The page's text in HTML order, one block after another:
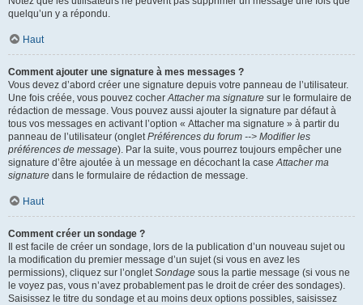
quelqu’un y a répondu.
Haut
Comment ajouter une signature à mes messages ?
Vous devez d’abord créer une signature depuis votre panneau de l’utilisateur.
Une fois créée, vous pouvez cocherAttacher ma signature sur le formulaire de
rédaction de message. Vous pouvez aussi ajouter la signature par défaut à
tous vos messages en activant l’option « Attacher ma signature » à partir du
panneau de l’utilisateur (ongletPréférences du forum --> Modifier les
préférences de message). Par la suite, vous pourrez toujours empêcher une
signature d’être ajoutée à un message en décochant la caseAttacher ma
signature dans le formulaire de rédaction de message.
Haut
Comment créer un sondage ?
Il est facile de créer un sondage, lors de la publication d’un nouveau sujet ou
la modification du premier message d’un sujet (si vous en avez les
permissions), cliquez sur l’ongletSondage sous la partie message (si vous ne
le voyez pas, vous n’avez probablement pas le droit de créer des sondages).
Saisissez le titre du sondage et au moins deux options possibles, saisissez